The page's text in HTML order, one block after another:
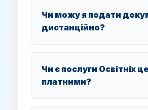
Чи можу я подати
дистанційно?
Чи є послуги Освітніх
платними?